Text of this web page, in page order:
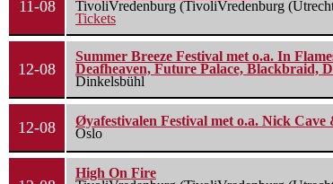
11-08
TivoliVredenburg (TivoliVredenburg
Tickets
12-08
Summer Breeze Festival met o.a. In
Deafheaven, Future Palace, Blackbraid,
Dinkelsbühl
12-08
Øyafestivalen Festival met o.a. Nick Cave
Oslo
High On Fire